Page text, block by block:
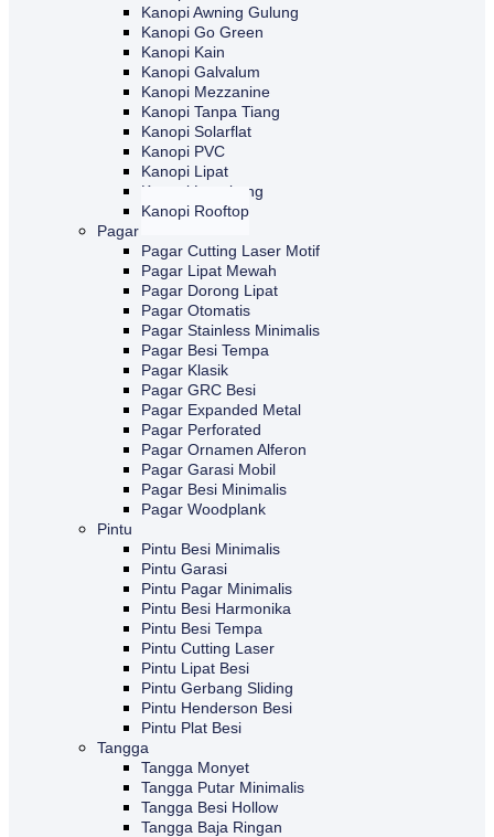
Kanopi Awning Gulung
Kanopi Go Green
Kanopi Kain
Kanopi Galvalum
Kanopi Mezzanine
Kanopi Tanpa Tiang
Kanopi Solarflat
Kanopi PVC
Kanopi Lipat
Kanopi Lengkung
Kanopi Rooftop
Pagar
Pagar Cutting Laser Motif
Pagar Lipat Mewah
Pagar Dorong Lipat
Pagar Otomatis
Pagar Stainless Minimalis
Pagar Besi Tempa
Pagar Klasik
Pagar GRC Besi
Pagar Expanded Metal
Pagar Perforated
Pagar Ornamen Alferon
Pagar Garasi Mobil
Pagar Besi Minimalis
Pagar Woodplank
Pintu
Pintu Besi Minimalis
Pintu Garasi
Pintu Pagar Minimalis
Pintu Besi Harmonika
Pintu Besi Tempa
Pintu Cutting Laser
Pintu Lipat Besi
Pintu Gerbang Sliding
Pintu Henderson Besi
Pintu Plat Besi
Tangga
Tangga Monyet
Tangga Putar Minimalis
Tangga Besi Hollow
Tangga Baja Ringan